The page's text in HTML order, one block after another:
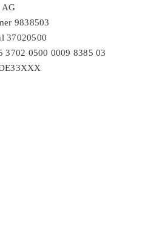
AG
9838503
37020500
3702 0500 0009 8385 03